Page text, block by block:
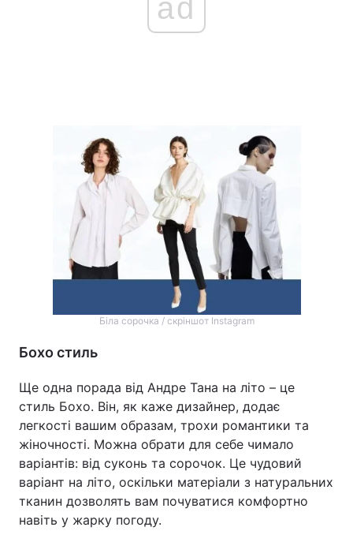
ad
Біла сорочка / скріншот Instagram
Бохо стиль
Ще одна порада від Андре Тана на літо – це
стиль Бохо. Він, як каже дизайнер, додає
легкості вашим образам, трохи романтики та
жіночності. Можна обрати для себе чимало
варіантів: від суконь та сорочок. Це чудовий
варіант на літо, оскільки матеріали з натуральних
тканин дозволять вам почуватися комфортно
навіть у жарку погоду.